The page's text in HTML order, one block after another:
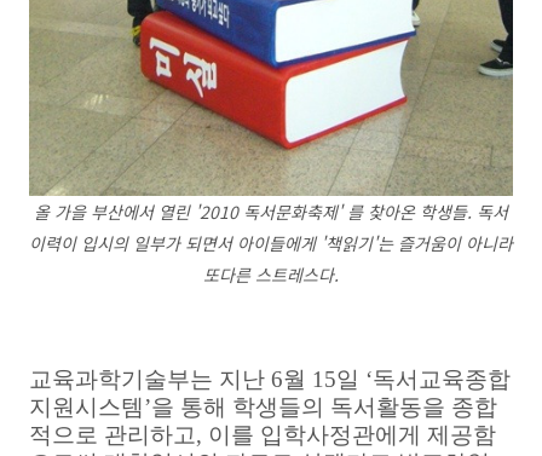
올 가을 부산에서 열린 '2010 독서문화축제' 를 찾아온 학생들. 독서
이력이 입시의 일부가 되면서 아이들에게 '책읽기'는 즐거움이 아니라
또다른 스트레스다.
교육과학기술부는 지난 6월 15일 ‘독서교육종합
지원시스템’을 통해 학생들의 독서활동을 종합
적으로 관리하고, 이를 입학사정관에게 제공함